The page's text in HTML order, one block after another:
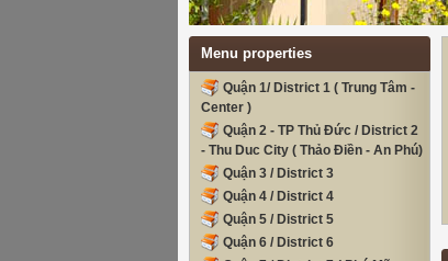
Menu properties
Quận 1/ District 1 ( Trung Tâm -
Center )
Quận 2 - TP Thủ Đức / District 2
- Thu Duc City ( Thảo Điền - An Phú)
Quận 3 / District 3
Quận 4 / District 4
Quận 5 / District 5
Quận 6 / District 6